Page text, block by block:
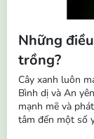
Những
trồng?
Cây xanh luôn
Bình dị và An
mạnh mẽ và
tâm đến một số